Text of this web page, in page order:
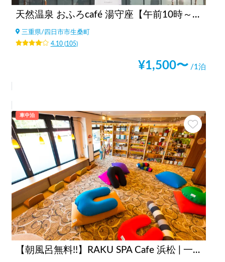
天然温泉 おふろcafé 湯守座【午前10時～翌9時まで利用可】
三重県/ 四日市市生桑町
4.10(105)
¥1,500〜 /1泊
車中泊
【朝風呂無料!!】RAKU SPA Cafe 浜松 | 一日中くつろげる/カフェ/コミック・雑誌読み放題/コワーキングスペース/浜松最大級タワーサウナ